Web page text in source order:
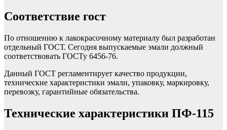
Соответствие гост
По отношению к лакокрасочному материалу был разработан
отдельный ГОСТ. Сегодня выпускаемые эмали должный
соответствовать ГОСТу 6456-76.
Данный ГОСТ регламентирует качество продукции,
технические характеристики эмали, упаковку, маркировку,
перевозку, гарантийные обязательства.
Технические характеристики ПФ-115